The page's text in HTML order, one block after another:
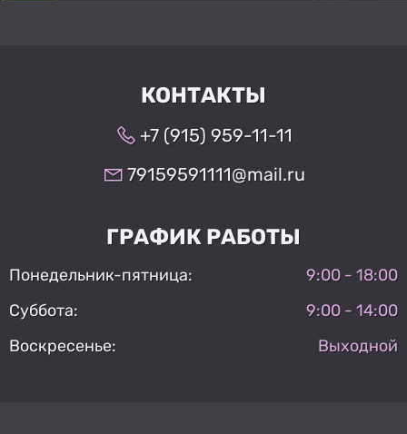
КОНТАКТЫ
+7 (915) 959-11-11
79159591111@mail.ru
ГРАФИК РАБОТЫ
Понедельник-пятница:
9:00 - 18:00
Суббота:
9:00 - 14:00
Воскресенье:
Выходной